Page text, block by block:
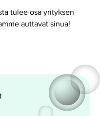
tulee osa yrityksen
auttavat sinua!